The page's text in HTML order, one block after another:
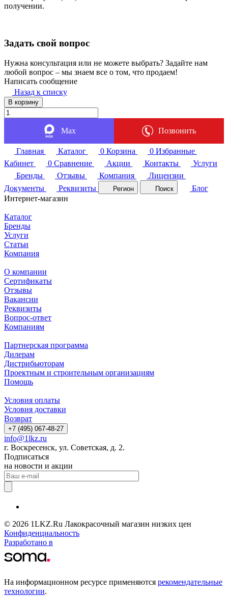
получении.
Задать свой вопрос
Нужна консультация или не можете выбрать? Задайте нам
любой вопрос – мы знаем все о том, что продаем!
Написать сообщение
Назад к списку
В корзину
Max Позвонить
Главная Каталог 0 Корзина 0 Избранные
Кабинет
0 Сравнение Акции Контакты
Услуги
Бренды
Отзывы Компания
Лицензии
Документы
Реквизиты Регион Поиск
Блог
Интернет-магазин
Каталог
Бренды
Услуги
Статьи
Компания
О компании
Сертификаты
Отзывы
Вакансии
Реквизиты
Вопрос-ответ
Компаниям
Партнерская программа
Дилерам
Дистрибьюторам
Проектным и строительным организациям
Помощь
Условия оплаты
Условия доставки
Возврат
+7 (495) 067-48-27
info@1lkz.ru
г. Воскресенск, ул. Советская, д. 2.
Подписаться
на новости и акции
© 2026 1LKZ.Ru Лакокрасочный магазин низких цен
Конфиденциальность
Разработано в
На информационном ресурсе применяются рекомендательные
технологии.